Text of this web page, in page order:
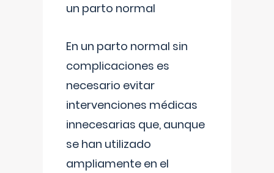
un parto normal
En un parto normal sin
complicaciones es
necesario evitar
intervenciones médicas
innecesarias que, aunque
se han utilizado
ampliamente en el